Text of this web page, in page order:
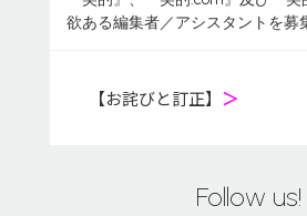
欲ある編集者／アシスタントを募
【お詫びと訂正】 ＞
Follow us!